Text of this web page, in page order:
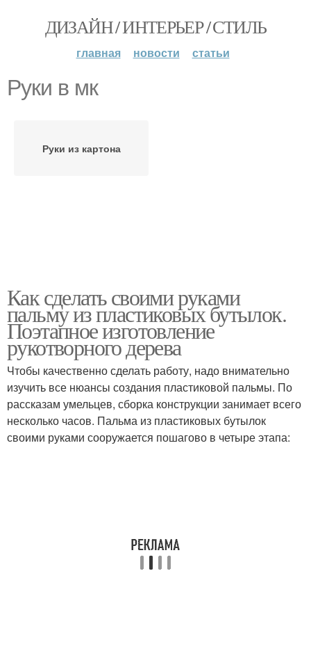
ДИЗАЙН / ИНТЕРЬЕР / СТИЛЬ
главная новости статьи
Руки в мк
Руки из картона
Как сделать своими руками
пальму из пластиковых бутылок.
Поэтапное изготовление
рукотворного дерева
Чтобы качественно сделать работу, надо внимательно
изучить все нюансы создания пластиковой пальмы. По
рассказам умельцев, сборка конструкции занимает всего
несколько часов. Пальма из пластиковых бутылок
своими руками сооружается пошагово в четыре этапа: